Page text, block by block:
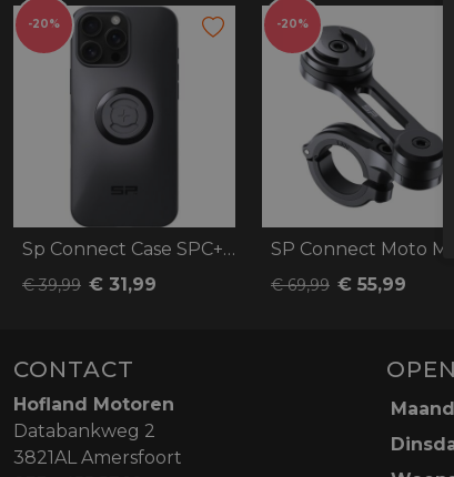
-20%
Sp Connect Case SPC+ Iphone 16 Pro Max
€ 39,99 € 31,99
-20%
€ 69,99 € 55,99
CONTACT
Hofland Motoren
Databankweg 2
3821AL Amersfoort